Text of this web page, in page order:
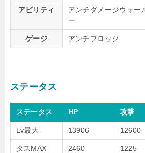
アビリティ
アンチダメージウォー
ー
ゲージ アンチブロック
ステータス
ステータス HP 攻撃
Lv最大 13906 12600
タスMAX 2460 1225